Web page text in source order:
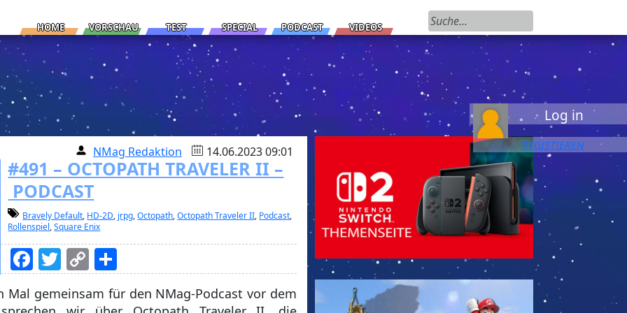
HOME VORSCHAU TEST SPECIAL PODCAST VIDEOS
Suchen nach:
Log in
REGISTIEREN
NMag Redaktion 14.06.2023 09:01
#491 – OCTOPATH TRAVELER II –
PODCAST
Bravely Default, HD-2D, jrpg,Octopath,Octopath Traveler II, Podcast,
Rollenspiel,Square Enix
Facebook
Twitter
Copy
Link
Mal gemeinsam für den NMag-Podcast vor dem